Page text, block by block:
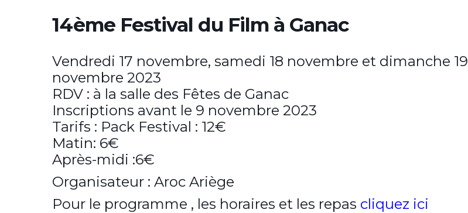
14ème Festival du Film à Ganac
Vendredi 17 novembre, samedi 18 novembre et dimanche 19
novembre 2023
RDV : à la salle des Fêtes de Ganac
Inscriptions avant le 9 novembre 2023
Tarifs : Pack Festival : 12€
Matin: 6€
Après-midi :6€
Organisateur : Aroc Ariège
Pour le programme , les horaires et les repas cliquez ici